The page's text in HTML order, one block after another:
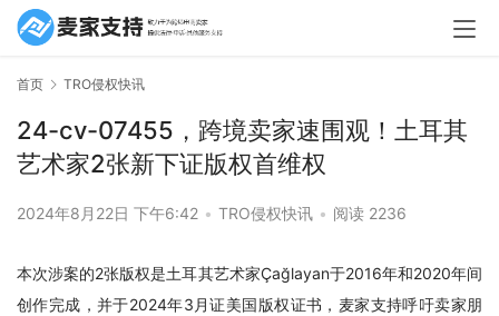
首页 TRO侵权快讯
24-cv-07455，跨境卖家速围观！土耳其
艺术家2张新下证版权首维权
2024年8月22日 下午6:42 • TRO侵权快讯 • 阅读 2236
本次涉案的2张版权是土耳其艺术家Çağlayan于2016年和2020年间
创作完成，并于2024年3月证美国版权证书，麦家支持呼吁卖家朋